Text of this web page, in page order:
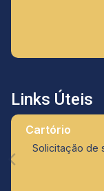
Links Úteis
Cartório
Solicitação de